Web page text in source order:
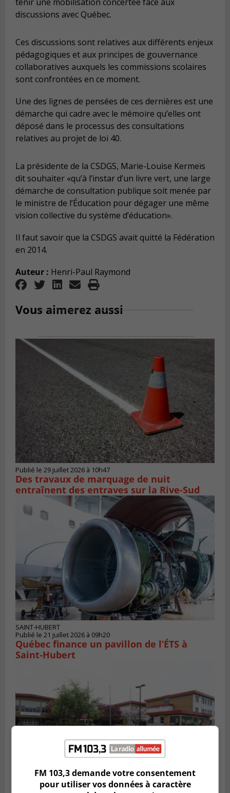
discussions avec Québec.
Ces discussions sont relatives aux différents enjeux
pédagogiques et aux principes de gouvernance
collaboratives auxquels les commissions scolaires
sont confrontées en ce moment.
Une des lignes de pensées de ces dernières est une
démarche qui cadre avec le mémoire qu’elles ont
déposé dans le processus des consultations
relatives au projet de loi 40.
La présidente de la CSDGS, Marie-Louise Kermeïs
dit souhaiter «qu’à l’instar d’un livre vert, une large
démarche de consultation publique soit menée par
le ministre de l’Éducation pour dégager une même
vision collective du système d’éducation».
Il faut savoir que la CSDGS avait quitté la Fédération
en 2014.
Auteur : Henri-Paul Raymond
Vous aimerez aussi
Publié le 29 juillet 2026 à 10h47
Des travaux de marquage de nuit
entraînent des entraves sur la Rive-Sud
SAINT-HUBERT
Publié le 21 juillet 2026 à 09h20
Québec finance un pavillon de l’ÉTS à
Saint‑Hubert
FM 103,3 demande votre consentement
pour utiliser vos données à caractère